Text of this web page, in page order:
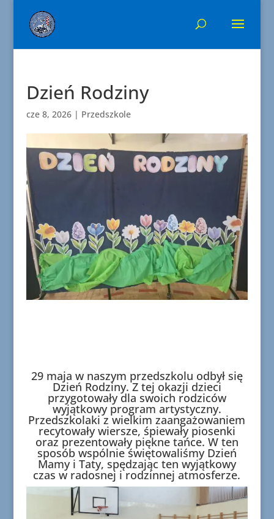
Dzień Rodziny
cze 8, 2026| Przedszkole
29 maja w naszym przedszkolu odbył się
Dzień Rodziny. Z tej okazji dzieci
przygotowały dla swoich rodziców
wyjątkowy program artystyczny.
Przedszkolaki z wielkim zaangażowaniem
recytowały wiersze, śpiewały piosenki
oraz prezentowały piękne tańce. W ten
sposób wspólnie świętowaliśmy Dzień
Mamy i Taty, spędzając ten wyjątkowy
czas w radosnej i rodzinnej atmosferze.